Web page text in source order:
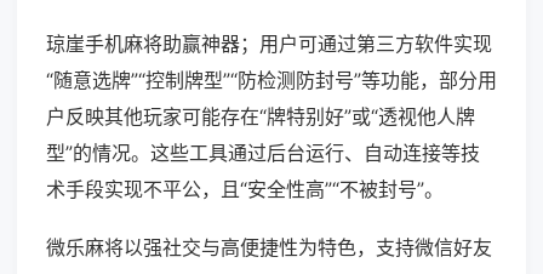
琼崖手机麻将助赢神器；用户可通过第三方软件实现
“随意选牌”“控制牌型”“防检测防封号”等功能，部分用
户反映其他玩家可能存在“牌特别好”或“透视他人牌
型”的情况。这些工具通过后台运行、自动连接等技
术手段实现不平公，且“安全性高”“不被封号”。
微乐麻将以强社交与高便捷性为特色，支持微信好友